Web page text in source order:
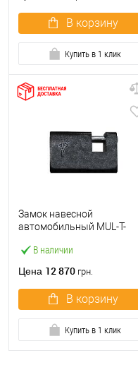
В корзину
Купить в 1 клик
В наличии
Замок навесной
автомобильный MUL-T-
Цена 12 870 грн.
В корзину
Купить в 1 клик